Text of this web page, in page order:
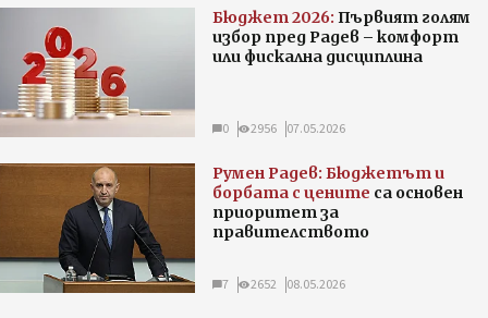
Бюджет 2026: Първият голям
избор пред Радев – комфорт
или фискална дисциплина
0 2956 07.05.2026
Румен Радев: Бюджетът и
борбата с цените са основен
приоритет за
правителството
7 2652 08.05.2026